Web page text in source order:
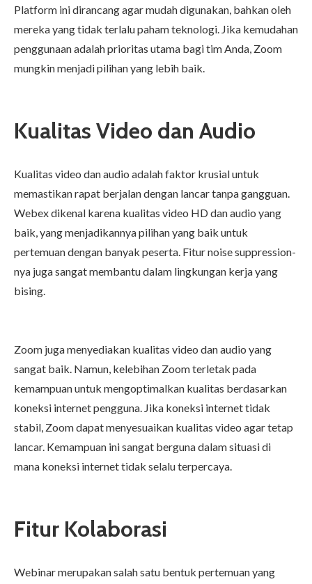
Platform ini dirancang agar mudah digunakan, bahkan oleh
mereka yang tidak terlalu paham teknologi. Jika kemudahan
penggunaan adalah prioritas utama bagi tim Anda, Zoom
mungkin menjadi pilihan yang lebih baik.
Kualitas Video dan Audio
Kualitas video dan audio adalah faktor krusial untuk
memastikan rapat berjalan dengan lancar tanpa gangguan.
Webex dikenal karena kualitas video HD dan audio yang
baik, yang menjadikannya pilihan yang baik untuk
pertemuan dengan banyak peserta. Fitur noise suppression-
nya juga sangat membantu dalam lingkungan kerja yang
bising.
Zoom juga menyediakan kualitas video dan audio yang
sangat baik. Namun, kelebihan Zoom terletak pada
kemampuan untuk mengoptimalkan kualitas berdasarkan
koneksi internet pengguna. Jika koneksi internet tidak
stabil, Zoom dapat menyesuaikan kualitas video agar tetap
lancar. Kemampuan ini sangat berguna dalam situasi di
mana koneksi internet tidak selalu terpercaya.
Fitur Kolaborasi
Webinarmerupakan salah satu bentuk pertemuan yang